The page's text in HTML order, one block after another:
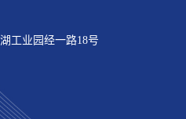
工业园经一路18号